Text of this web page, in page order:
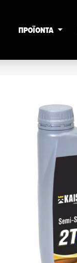
ΠΡΟΪΟΝΤΑ